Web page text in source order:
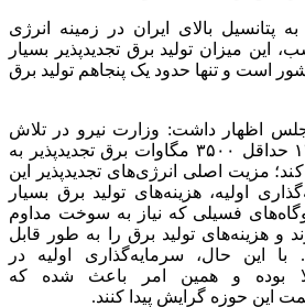
پتانسیل بالای ایران در زمینه انرژی
میزان تولید برق تجدیدپذیر بسیار
است و تنها حدود یک پنجاهم تولید برق
اظهار داشت: وزارت نیرو در تلاش
است تا پیک تابستان ۱۴۰۴ حداقل ۳۵۰۰ مگاوات برق تجدیدپذیر به
مزیت اصلی انرژی‌های تجدیدپذیر این
اولیه، هزینه‌های تولید برق بسیار
فسیلی که نیاز به سوخت مداوم
و هزینه‌های تولید برق را به طور قابل
این حال، سرمایه‌گذاری اولیه در
بالا بوده و همین امر باعث شده که
این حوزه گرایش پیدا کنند.